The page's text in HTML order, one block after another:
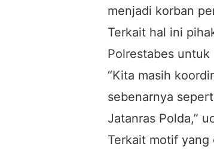
menjadi korban
Terkait hal ini
Polrestabes untuk
“Kita masih
sebenarnya
Jatanras Polda,”
Terkait motif